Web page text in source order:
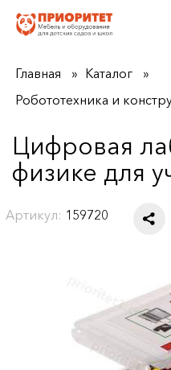
Главная
Каталог
Робототехника и
Цифровая
физике для
Артикул: 159720